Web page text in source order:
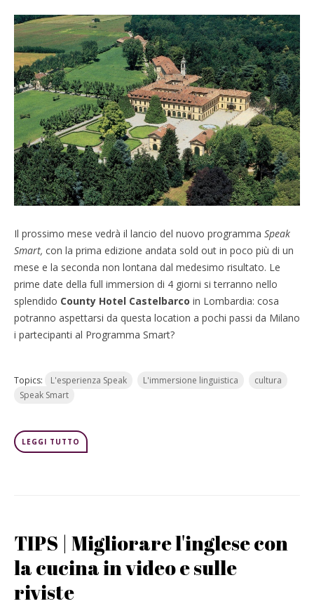
Il prossimo mese vedrà il lancio del nuovo programma Speak
Smart, con la prima edizione andata sold out in poco più di un
mese e la seconda non lontana dal medesimo risultato. Le
prime date della full immersion di 4 giorni si terranno nello
splendido County Hotel Castelbarco in Lombardia: cosa
potranno aspettarsi da questa location a pochi passi da Milano
i partecipanti al Programma Smart?
Topics: L'esperienza Speak L'immersione linguistica
cultura
Speak Smart
LEGGI TUTTO
TIPS | Migliorare l'inglese con
la cucina in video e sulle
riviste